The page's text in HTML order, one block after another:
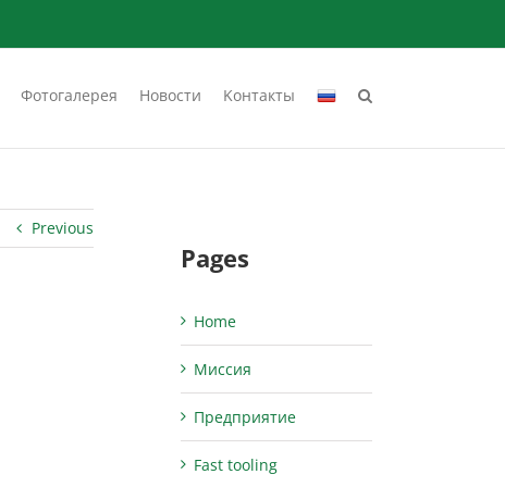
Фотогалерея Новости Kонтакты
Previous
Pages
Home
Миссия
Предприятие
Fast tooling